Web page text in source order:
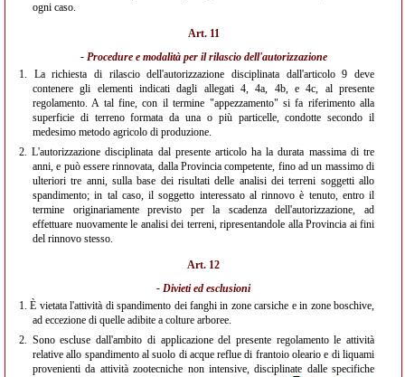
ogni caso.
Art. 11
- Procedure e modalità per il rilascio dell'autorizzazione
1. La richiesta di rilascio dell'autorizzazione disciplinata dall'articolo 9 deve
contenere gli elementi indicati dagli allegati 4, 4a, 4b, e 4c, al presente
regolamento. A tal fine, con il termine "appezzamento" si fa riferimento alla
superficie di terreno formata da una o più particelle, condotte secondo il
medesimo metodo agricolo di produzione.
2.L'autorizzazione disciplinata dal presente articolo ha la durata massima di tre
anni, e può essere rinnovata, dalla Provincia competente, fino ad un massimo di
ulteriori tre anni, sulla base dei risultati delle analisi dei terreni soggetti allo
spandimento; in tal caso, il soggetto interessato al rinnovo è tenuto, entro il
termine originariamente previsto per la scadenza dell'autorizzazione, ad
effettuare nuovamente le analisi dei terreni, ripresentandole alla Provincia ai fini
del rinnovo stesso.
Art. 12
- Divieti ed esclusioni
1.È vietata l'attività di spandimento dei fanghi in zone carsiche e in zone boschive,
ad eccezione di quelle adibite a colture arboree.
2. Sono escluse dall'ambito di applicazione del presente regolamento le attività
relative allo spandimento al suolo di acque reflue di frantoio oleario e di liquami
provenienti da attività zootecniche non intensive, disciplinate dalle specifiche